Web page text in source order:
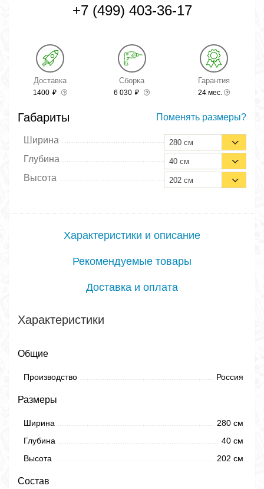
+7 (499) 403-36-17
Доставка
1400 ₽
Сборка
6 030 ₽
Гарантия
24 мес.
Габариты Поменять размеры?
Ширина 280 см
Глубина 40 см
Высота 202 см
Характеристики и описание
Рекомендуемые товары
Доставка и оплата
Характеристики
Общие
Производство Россия
Размеры
Ширина
280 см
Глубина
40 см
Высота
202 см
Состав